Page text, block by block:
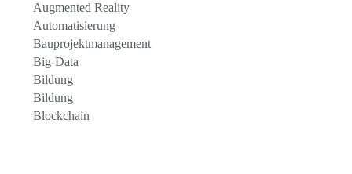
Augmented Reality
Automatisierung
Bauprojektmanagement
Big-Data
Bildung
Bildung
Blockchain